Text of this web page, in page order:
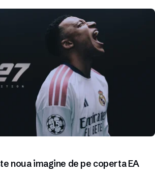
noua imagine de pe coperta EA